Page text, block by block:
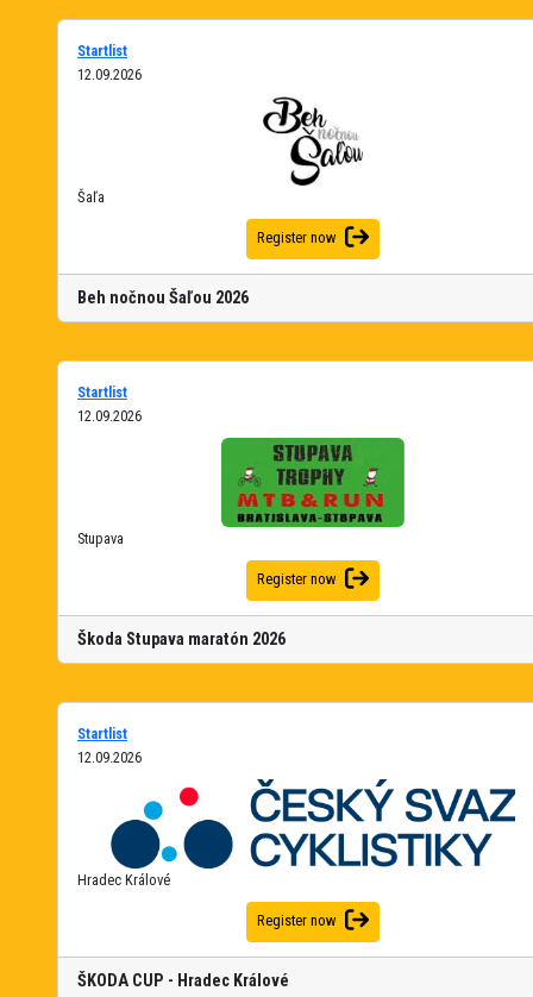
Startlist
12.09.2026
Šaľa
Register now
Beh nočnou Šaľou 2026
Startlist
12.09.2026
Stupava
Register now
Škoda Stupava maratón 2026
Startlist
12.09.2026
Hradec Králové
Register now
ŠKODA CUP - Hradec Králové